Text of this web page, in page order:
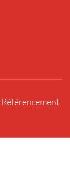
Référencement